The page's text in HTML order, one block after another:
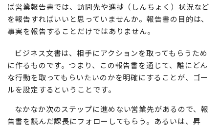
ば営業報告書では、訪問先や進捗（しんちょく）状況など
を報告すればいいと思っていませんか。報告書の目的は、
事実を報告することだけではありません。
ビジネス文書は、相手にアクションを取ってもらうため
に作るものです。つまり、この報告書を通じて、誰にどん
な行動を取ってもらいたいのかを明確にすることが、ゴー
ルを設定するということです。
なかなか次のステップに進めない営業先があるので、報
告書を読んだ課長にフォローしてもらう。あるいは、昇